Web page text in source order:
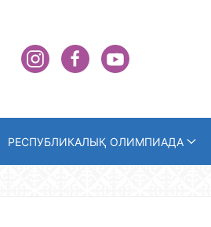
РЕСПУБЛИКАЛЫҚ ОЛИМПИАДА